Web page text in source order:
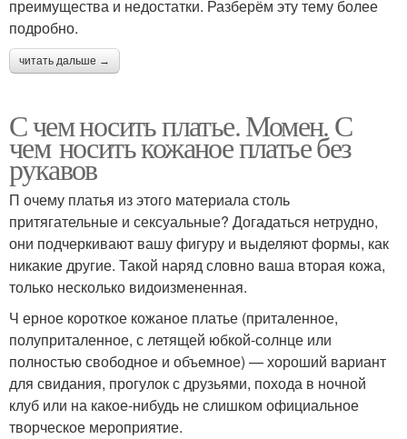
преимущества и недостатки. Разберём эту тему более
подробно.
читать дальше →
С чем носить платье. Момен. С
чем носить кожаное платье без
рукавов
П очему платья из этого материала столь
притягательные и сексуальные? Догадаться нетрудно,
они подчеркивают вашу фигуру и выделяют формы, как
никакие другие. Такой наряд словно ваша вторая кожа,
только несколько видоизмененная.
Ч ерное короткое кожаное платье (приталенное,
полуприталенное, с летящей юбкой-солнце или
полностью свободное и объемное) — хороший вариант
для свидания, прогулок с друзьями, похода в ночной
клуб или на какое-нибудь не слишком официальное
творческое мероприятие.